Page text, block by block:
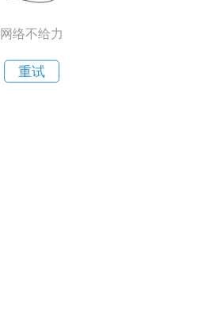
网络不给力
重试